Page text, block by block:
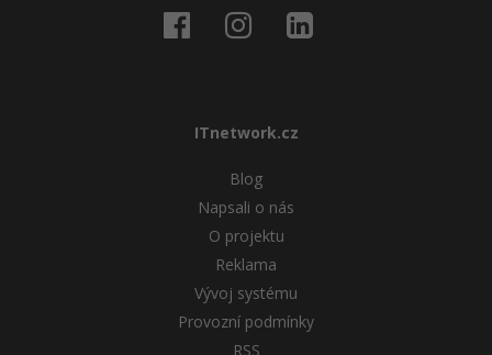
ITnetwork.cz
Blog
Napsali o nás
O projektu
Reklama
Vývoj systému
Provozní podmínky
RSS